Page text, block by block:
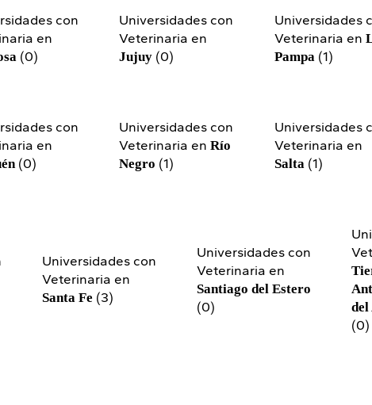
con
en
(0)
Universidades con
Veterinaria en
Jujuy (0)
Universidades
Veterinaria en
Pampa (1)
con
en
(0)
Universidades con
Veterinaria enRío
Negro (1)
Universidades
Veterinaria en
Salta (1)
Universidades con
Veterinaria en
Santa Fe (3)
Universidades con
Veterinaria en
Santiago del Estero
(0)
(0)